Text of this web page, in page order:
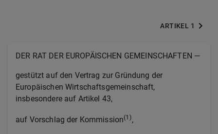
ARTIKEL 1
DER RAT DER EUROPÄISCHEN GEMEINSCHAFTEN —
gestützt auf den Vertrag zur Gründung der
Europäischen Wirtschaftsgemeinschaft,
insbesondere auf Artikel 43,
auf Vorschlag der Kommission(1),